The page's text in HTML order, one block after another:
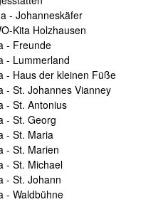
- Johanneskäfer
Kita Holzhausen
- Freunde
- Lummerland
- Haus der kleinen Füße
- St. Johannes Vianney
- St. Antonius
- St. Georg
- St. Maria
- St. Marien
- St. Michael
- St. Johann
- Waldbühne